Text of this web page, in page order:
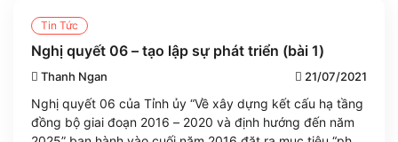
Tin Tức
Nghị quyết 06 – tạo lập sự phát triển (bài 1)
Thanh Ngan 21/07/2021
Nghị quyết 06 của Tỉnh ủy “Về xây dựng kết cấu hạ tầng
đồng bộ giai đoạn 2016 – 2020 và định hướng đến năm